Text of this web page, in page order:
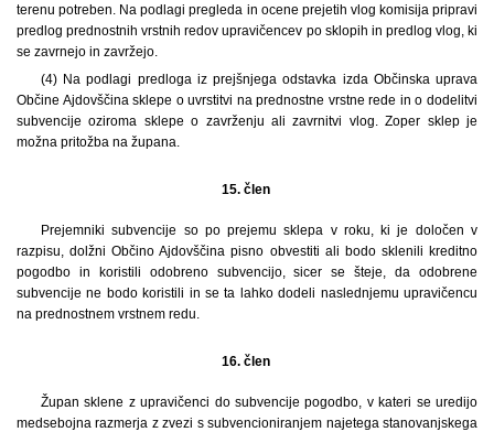
terenu potreben. Na podlagi pregleda in ocene prejetih vlog komisija pripravi
predlog prednostnih vrstnih redov upravičencev po sklopih in predlog vlog, ki
se zavrnejo in zavržejo.
(4) Na podlagi predloga iz prejšnjega odstavka izda Občinska uprava
Občine Ajdovščina sklepe o uvrstitvi na prednostne vrstne rede in o dodelitvi
subvencije oziroma sklepe o zavrženju ali zavrnitvi vlog. Zoper sklep je
možna pritožba na župana.
15. člen
Prejemniki subvencije so po prejemu sklepa v roku, ki je določen v
razpisu, dolžni Občino Ajdovščina pisno obvestiti ali bodo sklenili kreditno
pogodbo in koristili odobreno subvencijo, sicer se šteje, da odobrene
subvencije ne bodo koristili in se ta lahko dodeli naslednjemu upravičencu
na prednostnem vrstnem redu.
16. člen
Župan sklene z upravičenci do subvencije pogodbo, v kateri se uredijo
medsebojna razmerja z zvezi s subvencioniranjem najetega stanovanjskega